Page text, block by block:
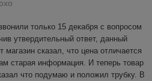
только 15 декабря с вопросом
утвердительный ответ, данный
сказал, что цена отличается
старая информация. И теперь товар
что подумаю и положил трубку. В